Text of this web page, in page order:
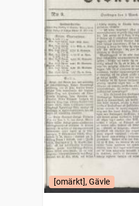
[omärkt], Gävle